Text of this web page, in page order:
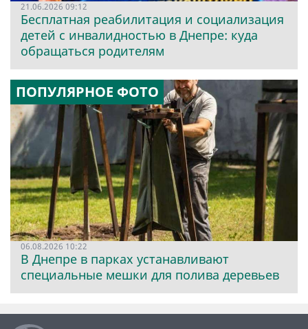
21.06.2026 09:12
Бесплатная реабилитация и социализация
детей с инвалидностью в Днепре: куда
обращаться родителям
ПОПУЛЯРНОЕ ФОТО
06.08.2026 10:22
В Днепре в парках устанавливают
специальные мешки для полива деревьев